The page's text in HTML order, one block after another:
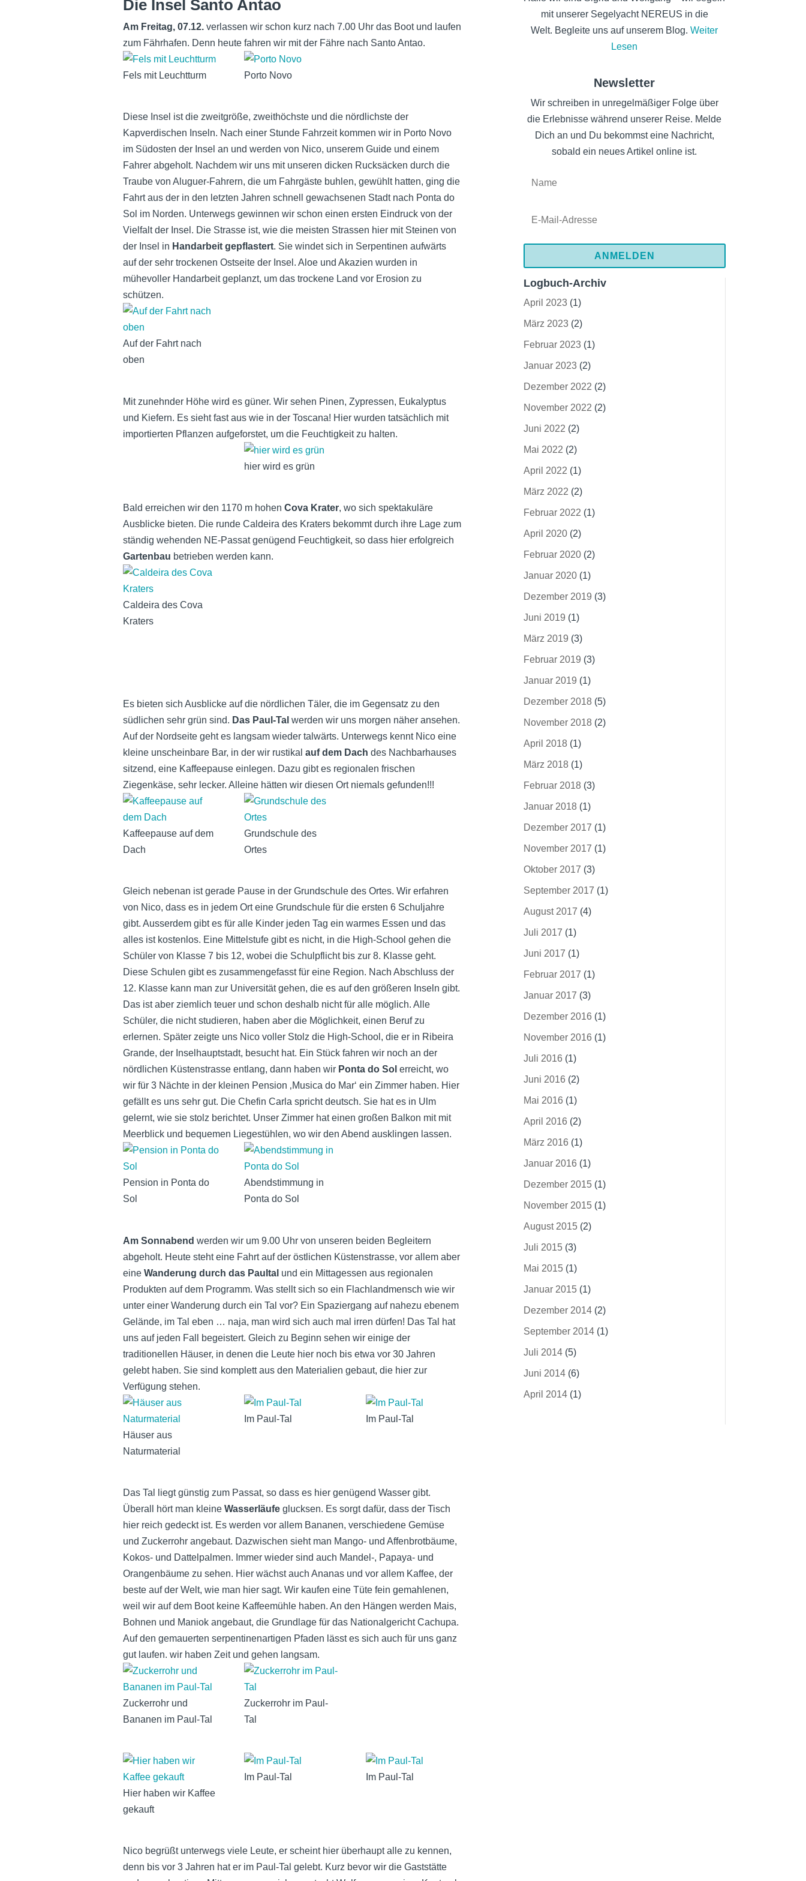
Die Insel Santo Antao
Am Freitag, 07.12. verlassen wir schon kurz nach 7.00 Uhr das Boot und laufen
zum Fährhafen. Denn heute fahren wir mit der Fähre nach Santo Antao.
Fels mit Leuchtturm Porto Novo
Diese Insel ist die zweitgröße, zweithöchste und die nördlichste der
Kapverdischen Inseln. Nach einer Stunde Fahrzeit kommen wir in Porto Novo
im Südosten der Insel an und werden von Nico, unserem Guide und einem
Fahrer abgeholt. Nachdem wir uns mit unseren dicken Rucksäcken durch die
Traube von Aluguer-Fahrern, die um Fahrgäste buhlen, gewühlt hatten, ging die
Fahrt aus der in den letzten Jahren schnell gewachsenen Stadt nach Ponta do
Sol im Norden. Unterwegs gewinnen wir schon einen ersten Eindruck von der
Vielfalt der Insel. Die Strasse ist, wie die meisten Strassen hier mit Steinen von
der Insel in Handarbeit gepflastert. Sie windet sich in Serpentinen aufwärts
auf der sehr trockenen Ostseite der Insel. Aloe und Akazien wurden in
mühevoller Handarbeit geplanzt, um das trockene Land vor Erosion zu
schützen.
Auf der Fahrt nach
oben
Mit zunehnder Höhe wird es güner. Wir sehen Pinen, Zypressen, Eukalyptus
und Kiefern. Es sieht fast aus wie in der Toscana! Hier wurden tatsächlich mit
importierten Pflanzen aufgeforstet, um die Feuchtigkeit zu halten.
hier wird es grün
Bald erreichen wir den 1170 m hohenCova Krater, wo sich spektakuläre
Ausblicke bieten. Die runde Caldeira des Kraters bekommt durch ihre Lage zum
ständig wehenden NE-Passat genügend Feuchtigkeit, so dass hier erfolgreich
Gartenbau betrieben werden kann.
Caldeira des Cova
Kraters
Es bieten sich Ausblicke auf die nördlichen Täler, die im Gegensatz zu den
südlichen sehr grün sind. Das Paul-Tal werden wir uns morgen näher ansehen.
Auf der Nordseite geht es langsam wieder talwärts. Unterwegs kennt Nico eine
kleine unscheinbare Bar, in der wir rustikalauf dem Dach des Nachbarhauses
sitzend, eine Kaffeepause einlegen. Dazu gibt es regionalen frischen
Ziegenkäse, sehr lecker. Alleine hätten wir diesen Ort niemals gefunden!!!
Kaffeepause auf dem
Dach
Grundschule des
Ortes
Gleich nebenan ist gerade Pause in der Grundschule des Ortes. Wir erfahren
von Nico, dass es in jedem Ort eine Grundschule für die ersten 6 Schuljahre
gibt. Ausserdem gibt es für alle Kinder jeden Tag ein warmes Essen und das
alles ist kostenlos. Eine Mittelstufe gibt es nicht, in die High-School gehen die
Schüler von Klasse 7 bis 12, wobei die Schulpflicht bis zur 8. Klasse geht.
Diese Schulen gibt es zusammengefasst für eine Region. Nach Abschluss der
12. Klasse kann man zur Universität gehen, die es auf den größeren Inseln gibt.
Das ist aber ziemlich teuer und schon deshalb nicht für alle möglich. Alle
Schüler, die nicht studieren, haben aber die Möglichkeit, einen Beruf zu
erlernen. Später zeigte uns Nico voller Stolz die High-School, die er in Ribeira
Grande, der Inselhauptstadt, besucht hat. Ein Stück fahren wir noch an der
nördlichen Küstenstrasse entlang, dann haben wir Ponta do Solerreicht, wo
wir für 3 Nächte in der kleinen Pension ‚Musica do Mar‘ ein Zimmer haben. Hier
gefällt es uns sehr gut. Die Chefin Carla spricht deutsch. Sie hat es in Ulm
gelernt, wie sie stolz berichtet. Unser Zimmer hat einen großen Balkon mit mit
Meerblick und bequemen Liegestühlen, wo wir den Abend ausklingen lassen.
Pension in Ponta do
Sol
Abendstimmung in
Ponta do Sol
Am Sonnabend werden wir um 9.00 Uhr von unseren beiden Begleitern
abgeholt. Heute steht eine Fahrt auf der östlichen Küstenstrasse, vor allem aber
eineWanderung durch das Paultal und ein Mittagessen aus regionalen
Produkten auf dem Programm. Was stellt sich so ein Flachlandmensch wie wir
unter einer Wanderung durch ein Tal vor? Ein Spaziergang auf nahezu ebenem
Gelände, im Tal eben … naja, man wird sich auch mal irren dürfen! Das Tal hat
uns auf jeden Fall begeistert. Gleich zu Beginn sehen wir einige der
traditionellen Häuser, in denen die Leute hier noch bis etwa vor 30 Jahren
gelebt haben. Sie sind komplett aus den Materialien gebaut, die hier zur
Verfügung stehen.
Häuser aus
Naturmaterial
Im Paul-Tal Im Paul-Tal
Das Tal liegt günstig zum Passat, so dass es hier genügend Wasser gibt.
Überall hört man kleineWasserläufe glucksen. Es sorgt dafür, dass der Tisch
hier reich gedeckt ist. Es werden vor allem Bananen, verschiedene Gemüse
und Zuckerrohr angebaut. Dazwischen sieht man Mango- und Affenbrotbäume,
Kokos- und Dattelpalmen. Immer wieder sind auch Mandel-, Papaya- und
Orangenbäume zu sehen. Hier wächst auch Ananas und vor allem Kaffee, der
beste auf der Welt, wie man hier sagt. Wir kaufen eine Tüte fein gemahlenen,
weil wir auf dem Boot keine Kaffeemühle haben. An den Hängen werden Mais,
Bohnen und Maniok angebaut, die Grundlage für das Nationalgericht Cachupa.
Auf den gemauerten serpentinenartigen Pfaden lässt es sich auch für uns ganz
gut laufen. wir haben Zeit und gehen langsam.
Zuckerrohr und
Bananen im Paul-Tal
Zuckerrohr im Paul-
Tal
Hier haben wir Kaffee
gekauft
Im Paul-Tal Im Paul-Tal
Nico begrüßt unterwegs viele Leute, er scheint hier überhaupt alle zu kennen,
denn bis vor 3 Jahren hat er im Paul-Tal gelebt. Kurz bevor wir die Gaststätte
mit unserer Segelyacht NEREUS in die
Welt. Begleite uns auf unserem Blog.Weiter
Lesen
Newsletter
Wir schreiben in unregelmäßiger Folge über
die Erlebnisse während unserer Reise. Melde
Dich an und Du bekommst eine Nachricht,
sobald ein neues Artikel online ist.
ANMELDEN
Logbuch-Archiv
April 2023(1)
März 2023(2)
Februar 2023(1)
Januar 2023(2)
Dezember 2022 (2)
November 2022 (2)
Juni 2022 (2)
Mai 2022 (2)
April 2022 (1)
März 2022 (2)
Februar 2022 (1)
April 2020(2)
Februar 2020(2)
Januar 2020(1)
Dezember 2019 (3)
Juni 2019 (1)
März 2019 (3)
Februar 2019 (3)
Januar 2019 (1)
Dezember 2018(5)
November 2018(2)
April 2018(1)
März 2018(1)
Februar 2018(3)
Januar 2018(1)
Dezember 2017 (1)
November 2017 (1)
Oktober 2017 (3)
September 2017 (1)
August 2017 (4)
Juli 2017 (1)
Juni 2017 (1)
Februar 2017 (1)
Januar 2017 (3)
Dezember 2016 (1)
November 2016 (1)
Juli 2016 (1)
Juni 2016 (2)
Mai 2016 (1)
April 2016 (2)
März 2016 (1)
Januar 2016 (1)
Dezember 2015(1)
November 2015(1)
August 2015(2)
Juli 2015(3)
Mai 2015(1)
Januar 2015(1)
Dezember 2014(2)
September 2014(1)
Juli 2014(5)
Juni 2014(6)
April 2014(1)